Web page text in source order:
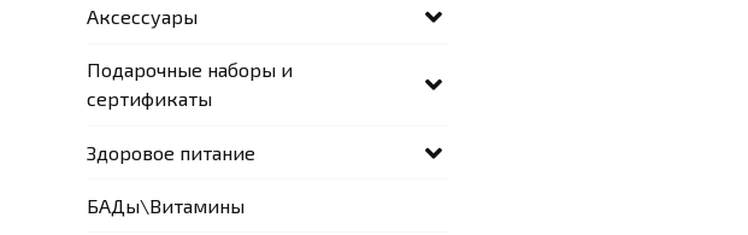
Аксессуары
Подарочные наборы и
сертификаты
Здоровое питание
БАДы\Витамины